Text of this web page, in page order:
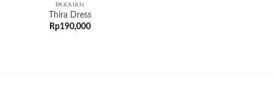
PAKAIAN
Thira Dress
Rp190,000